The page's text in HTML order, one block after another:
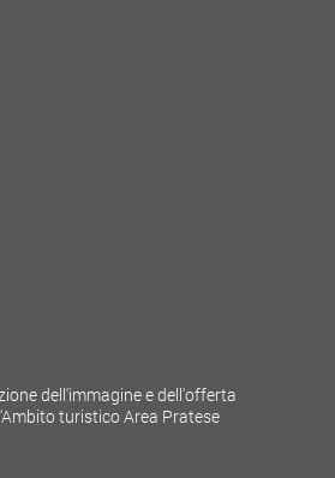
dell'immagine e dell'offerta
turistico Area Pratese